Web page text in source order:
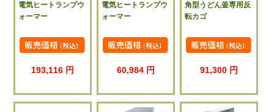
電気ヒートランプウ
ォーマー
193,116 円
電気ヒートランプウ
ォーマー
60,984 円
角型うどん釜専用反
転カゴ
91,300 円